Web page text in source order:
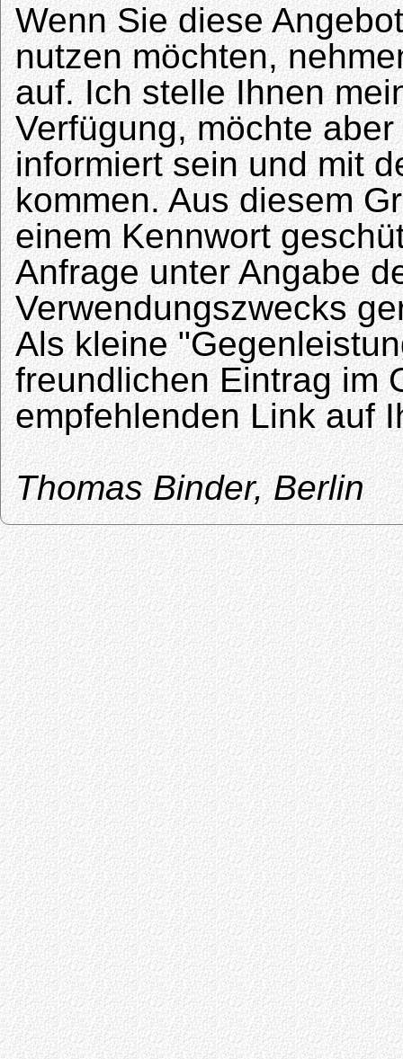
Wenn Sie diese
nutzen möchten,
auf. Ich stelle Ihnen
Verfügung, möchte
informiert sein und mit
kommen. Aus diesem
einem Kennwort
Anfrage unter Angabe
Verwendungszwecks
Als kleine
freundlichen Eintrag im
empfehlenden Link auf
Thomas Binder, Berlin